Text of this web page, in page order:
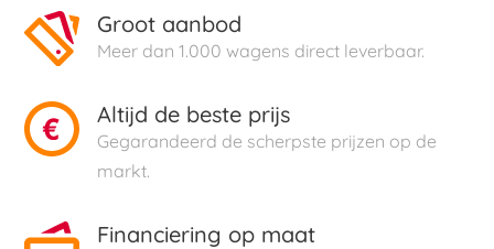
Groot aanbod
Meer dan 1.000 wagens direct leverbaar.
Altijd de beste prijs
Gegarandeerd de scherpste prijzen op de
markt.
Financiering op maat